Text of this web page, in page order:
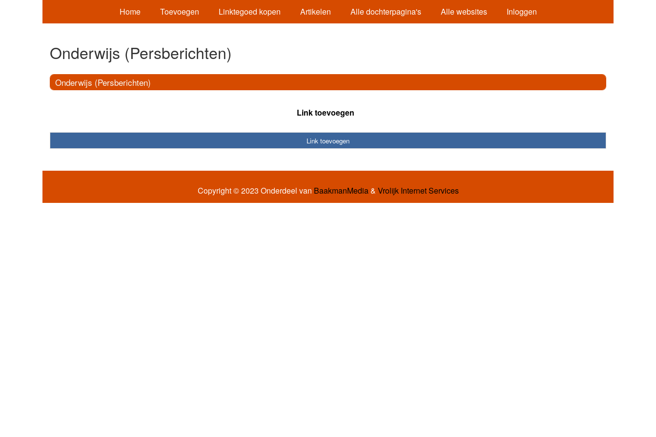
Home Toevoegen Linktegoed kopen Artikelen Alle dochterpagina's Alle websites Inloggen
Onderwijs (Persberichten)
Onderwijs (Persberichten)
Link toevoegen
Link toevoegen
Copyright © 2023 Onderdeel van BaakmanMedia& Vrolijk Internet Services